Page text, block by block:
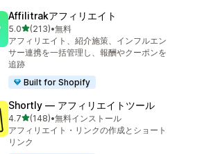
Affilitrakアフィリエイト
5.05つ星中
(213)
合計レビュー数：213件
•無料
アフィリエイト、紹介施策、インフルエン
サー連携を一括管理し、報酬やクーポンを
追跡
Built for Shopify
Shortly — アフィリエイトツール
4.75つ星中
(148)
合計レビュー数：148件
•無料インストール
アフィリエイト・リンクの作成とショート
リンク